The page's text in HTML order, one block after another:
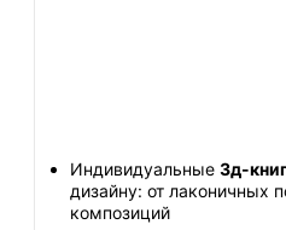
Индивидуальные 3д-
дизайну: от лаконичных
композиций